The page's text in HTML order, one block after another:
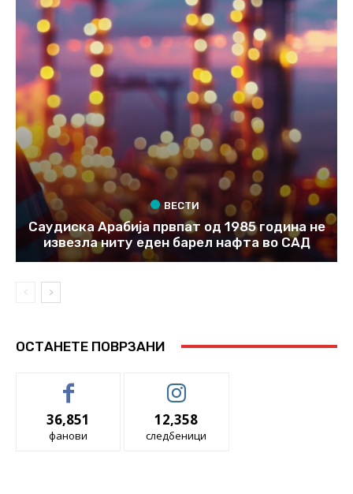
ВЕСТИ
Саудиска Арабија првпат од 1985 година не
извезла ниту еден барел нафта во САД
ОСТАНЕТЕ ПОВРЗАНИ
36,851
фанови
12,358
следбеници